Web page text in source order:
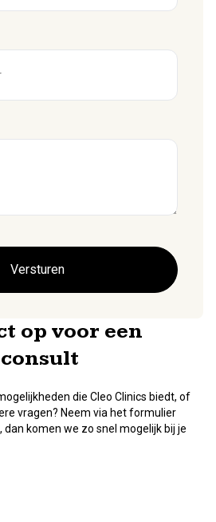
op voor een
die Cleo Clinics biedt, of
vragen? Neem via het formulier
komen we zo snel mogelijk bij je